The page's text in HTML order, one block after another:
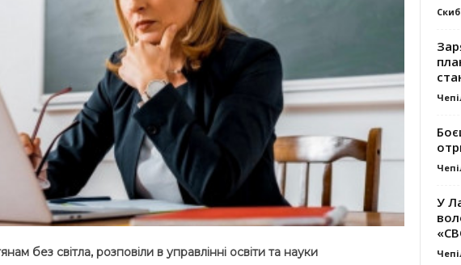
без світла, розповіли в управлінні освіти та науки
У